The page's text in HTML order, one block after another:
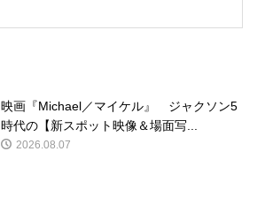
映画『Michael／マイケル』 ジャクソン5
時代の【新スポット映像＆場面写...
2026.08.07